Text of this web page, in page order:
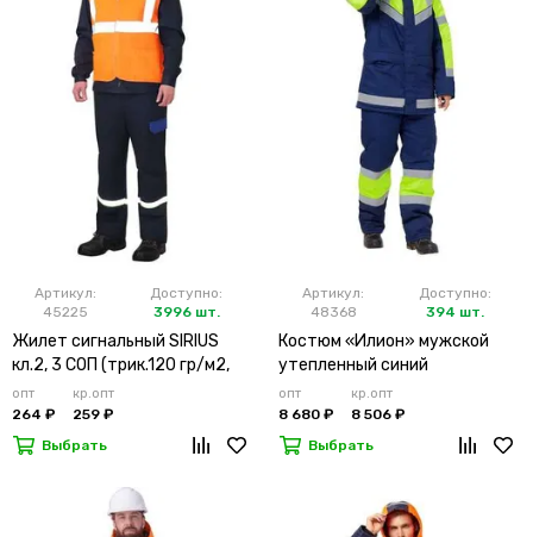
Артикул:
45225
Доступно:
3996 шт.
Жилет сигнальный SIRIUS
кл.2, 3 СОП (трик.120 гр/м2,
карманы) оранжевый
опт
264 ₽
кр.опт
259 ₽
Выбрать
Артикул:
48368
Доступно:
394 шт.
Костюм «Илион» мужской
утепленный синий
опт
8 680 ₽
кр.опт
8 506 ₽
Выбрать